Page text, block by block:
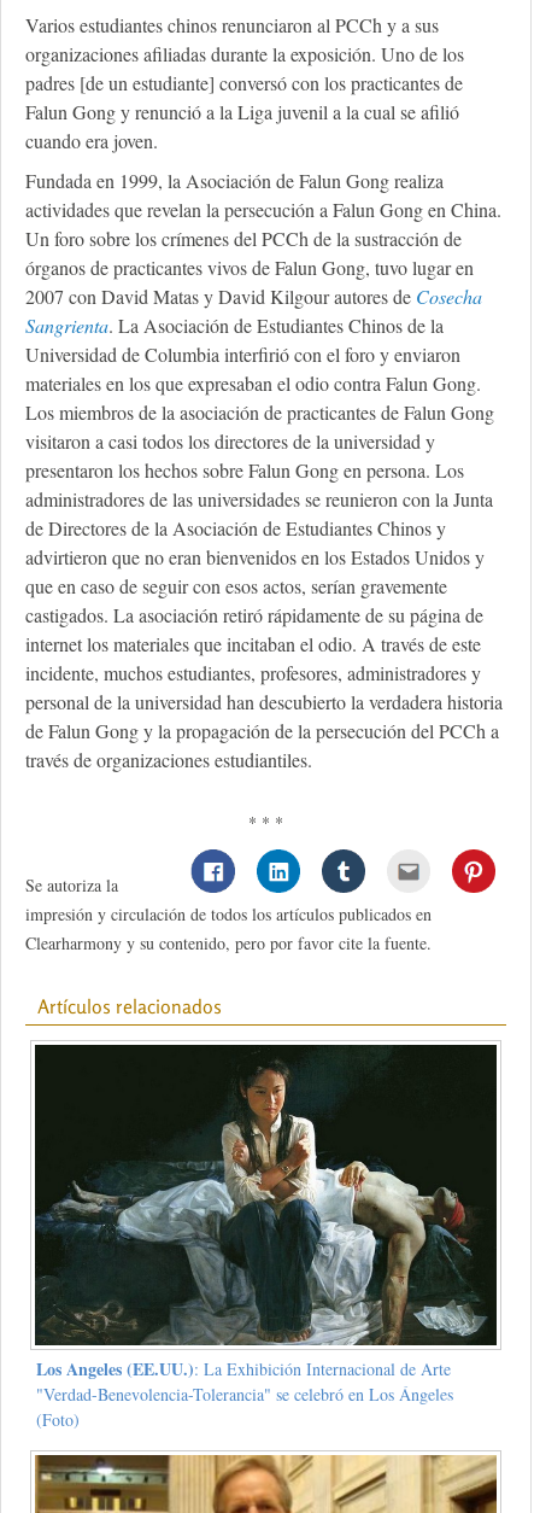
Varios estudiantes chinos renunciaron al PCCh y a sus
organizaciones afiliadas durante la exposición. Uno de los
padres [de un estudiante] conversó con los practicantes de
Falun Gong y renunció a la Liga juvenil a la cual se afilió
cuando era joven.
Fundada en 1999, la Asociación de Falun Gong realiza
actividades que revelan la persecución a Falun Gong en China.
Un foro sobre los crímenes del PCCh de la sustracción de
órganos de practicantes vivos de Falun Gong, tuvo lugar en
2007 con David Matas y David Kilgour autores de Cosecha
Sangrienta. La Asociación de Estudiantes Chinos de la
Universidad de Columbia interfirió con el foro y enviaron
materiales en los que expresaban el odio contra Falun Gong.
Los miembros de la asociación de practicantes de Falun Gong
visitaron a casi todos los directores de la universidad y
presentaron los hechos sobre Falun Gong en persona. Los
administradores de las universidades se reunieron con la Junta
de Directores de la Asociación de Estudiantes Chinos y
advirtieron que no eran bienvenidos en los Estados Unidos y
que en caso de seguir con esos actos, serían gravemente
castigados. La asociación retiró rápidamente de su página de
internet los materiales que incitaban el odio. A través de este
incidente, muchos estudiantes, profesores, administradores y
personal de la universidad han descubierto la verdadera historia
de Falun Gong y la propagación de la persecución del PCCh a
través de organizaciones estudiantiles.
* * *
Se autoriza la
impresión y circulación de todos los artículos publicados en
Clearharmony y su contenido, pero por favor cite la fuente.
Artículos relacionados
Los Angeles (EE.UU.): La Exhibición Internacional de Arte
"Verdad-Benevolencia-Tolerancia" se celebró en Los Ángeles
(Foto)